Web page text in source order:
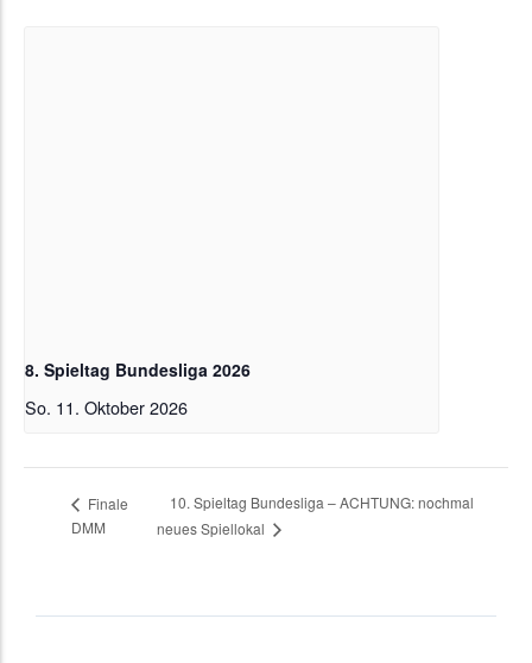
8. Spieltag Bundesliga 2026
So. 11. Oktober 2026
Finale
DMM
10. Spieltag Bundesliga – ACHTUNG: nochmal
neues Spiellokal